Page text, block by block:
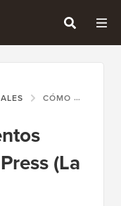
CÓMO MOSTRAR EVENTOS PRÓXIMOS EN WORDPRESS (LA FORMA FÁCIL)
(La